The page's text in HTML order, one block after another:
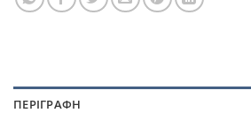
ΠΕΡΙΓΡΑΦΉ